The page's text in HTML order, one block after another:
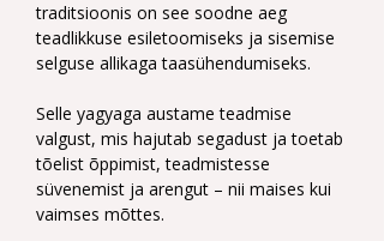
traditsioonis on see soodne aeg
teadlikkuse esiletoomiseks ja sisemise
selguse allikaga taasühendumiseks.
Selle yagyaga austame teadmise
valgust, mis hajutab segadust ja toetab
tõelist õppimist, teadmistesse
süvenemist ja arengut – nii maises kui
vaimses mõttes.